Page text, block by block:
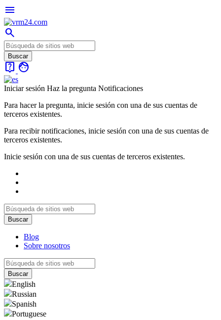
menu
search
live_help face
Iniciar sesión Haz la pregunta Notificaciones
Para hacer la pregunta, inicie sesión con una de sus cuentas de
terceros existentes.
Para recibir notificaciones, inicie sesión con una de sus cuentas de
terceros existentes.
Inicie sesión con una de sus cuentas de terceros existentes.
Blog
Sobre nosotros
English
Russian
Spanish
Portuguese